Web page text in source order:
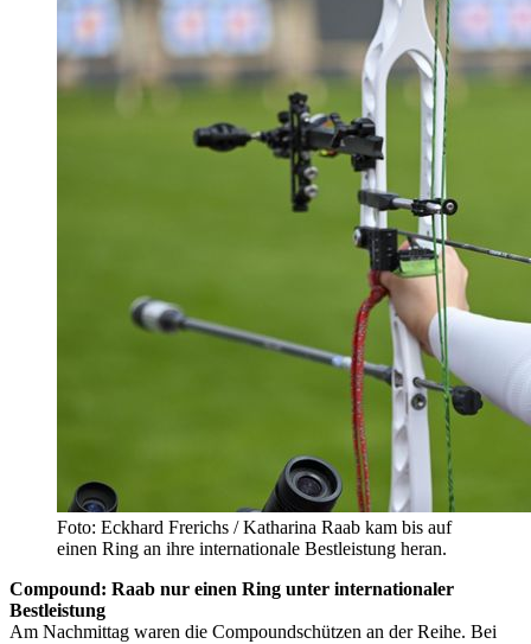
Foto: Eckhard Frerichs / Katharina Raab kam bis auf
einen Ring an ihre internationale Bestleistung heran.
Compound: Raab nur einen Ring unter internationaler
Bestleistung
Am Nachmittag waren die Compoundschützen an der Reihe. Bei